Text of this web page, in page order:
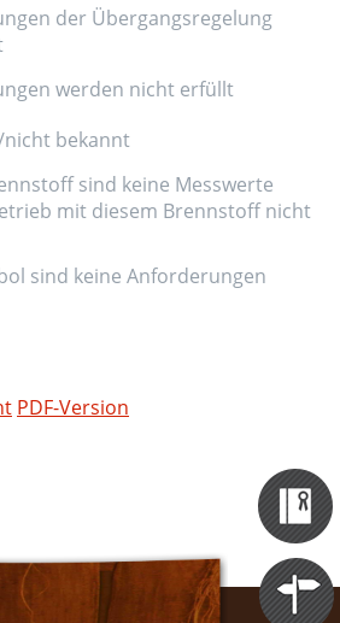
Themen
Portale
der Übergangsregelung
werden nicht erfüllt
nicht bekannt
sind keine Messwerte
mit diesem Brennstoff nicht
sind keine Anforderungen
PDF-Version